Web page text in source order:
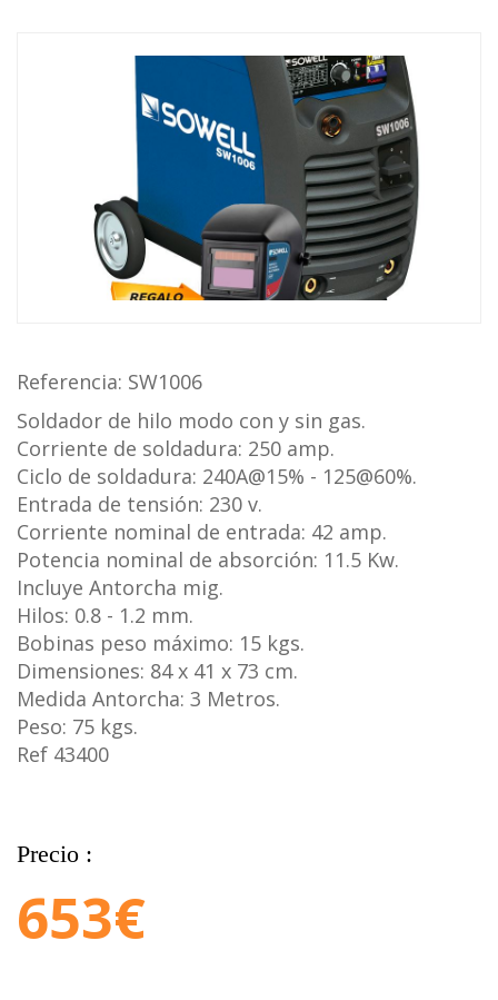
Referencia: SW1006
Soldador de hilo modo con y sin gas.
Corriente de soldadura: 250 amp.
Ciclo de soldadura: 240A@15% - 125@60%.
Entrada de tensión: 230 v.
Corriente nominal de entrada: 42 amp.
Potencia nominal de absorción: 11.5 Kw.
Incluye Antorcha mig.
Hilos: 0.8 - 1.2 mm.
Bobinas peso máximo: 15 kgs.
Dimensiones: 84 x 41 x 73 cm.
Medida Antorcha: 3 Metros.
Peso: 75 kgs.
Ref 43400
Precio :
653€